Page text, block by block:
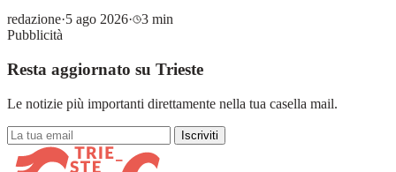
redazione·5 ago 2026·
3 min
Pubblicità
Resta aggiornato su Trieste
Le notizie più importanti direttamente nella tua casella mail.
Iscriviti